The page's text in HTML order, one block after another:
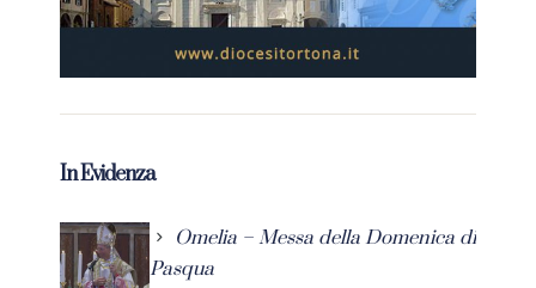
In Evidenza
Omelia – Messa della Domenica di
Pasqua